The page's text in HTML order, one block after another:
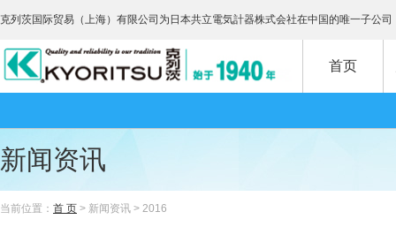
克列茨国际贸易（上海）有限公司为日本共立電気計器株式会社在中国的唯一子公司
首页
新闻资讯
当前位置： 首 页 > 新闻资讯 > 2016